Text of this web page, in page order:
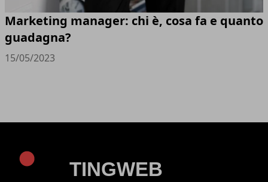
Marketing manager: chi è, cosa fa e quanto
guadagna?
15/05/2023